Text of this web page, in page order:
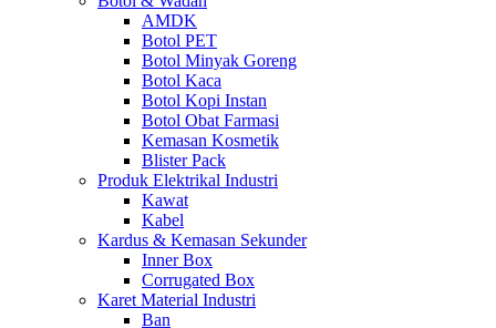
AMDK
Botol PET
Botol Minyak Goreng
Botol Kaca
Botol Kopi Instan
Botol Obat Farmasi
Kemasan Kosmetik
Blister Pack
Produk Elektrikal Industri
Kawat
Kabel
Kardus & Kemasan Sekunder
Inner Box
Corrugated Box
Karet Material Industri
Ban